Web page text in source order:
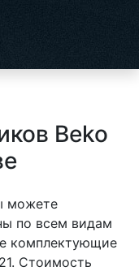
Beko
можете
по всем видам
комплектующие
Стоимость